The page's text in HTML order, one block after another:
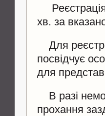
Реєстрація
хв. за
Для
посвідчує
для
В разі
прохання